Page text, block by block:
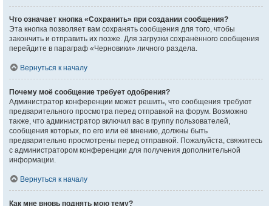
Что означает кнопка «Сохранить» при создании сообщения?
Эта кнопка позволяет вам сохранять сообщения для того, чтобы
закончить и отправить их позже. Для загрузки сохранённого сообщения
перейдите в параграф «Черновики» личного раздела.
Вернуться к началу
Почему моё сообщение требует одобрения?
Администратор конференции может решить, что сообщения требуют
предварительного просмотра перед отправкой на форум. Возможно
также, что администратор включил вас в группу пользователей,
сообщения которых, по его или её мнению, должны быть
предварительно просмотрены перед отправкой. Пожалуйста, свяжитесь
с администратором конференции для получения дополнительной
информации.
Вернуться к началу
Как мне вновь поднять мою тему?